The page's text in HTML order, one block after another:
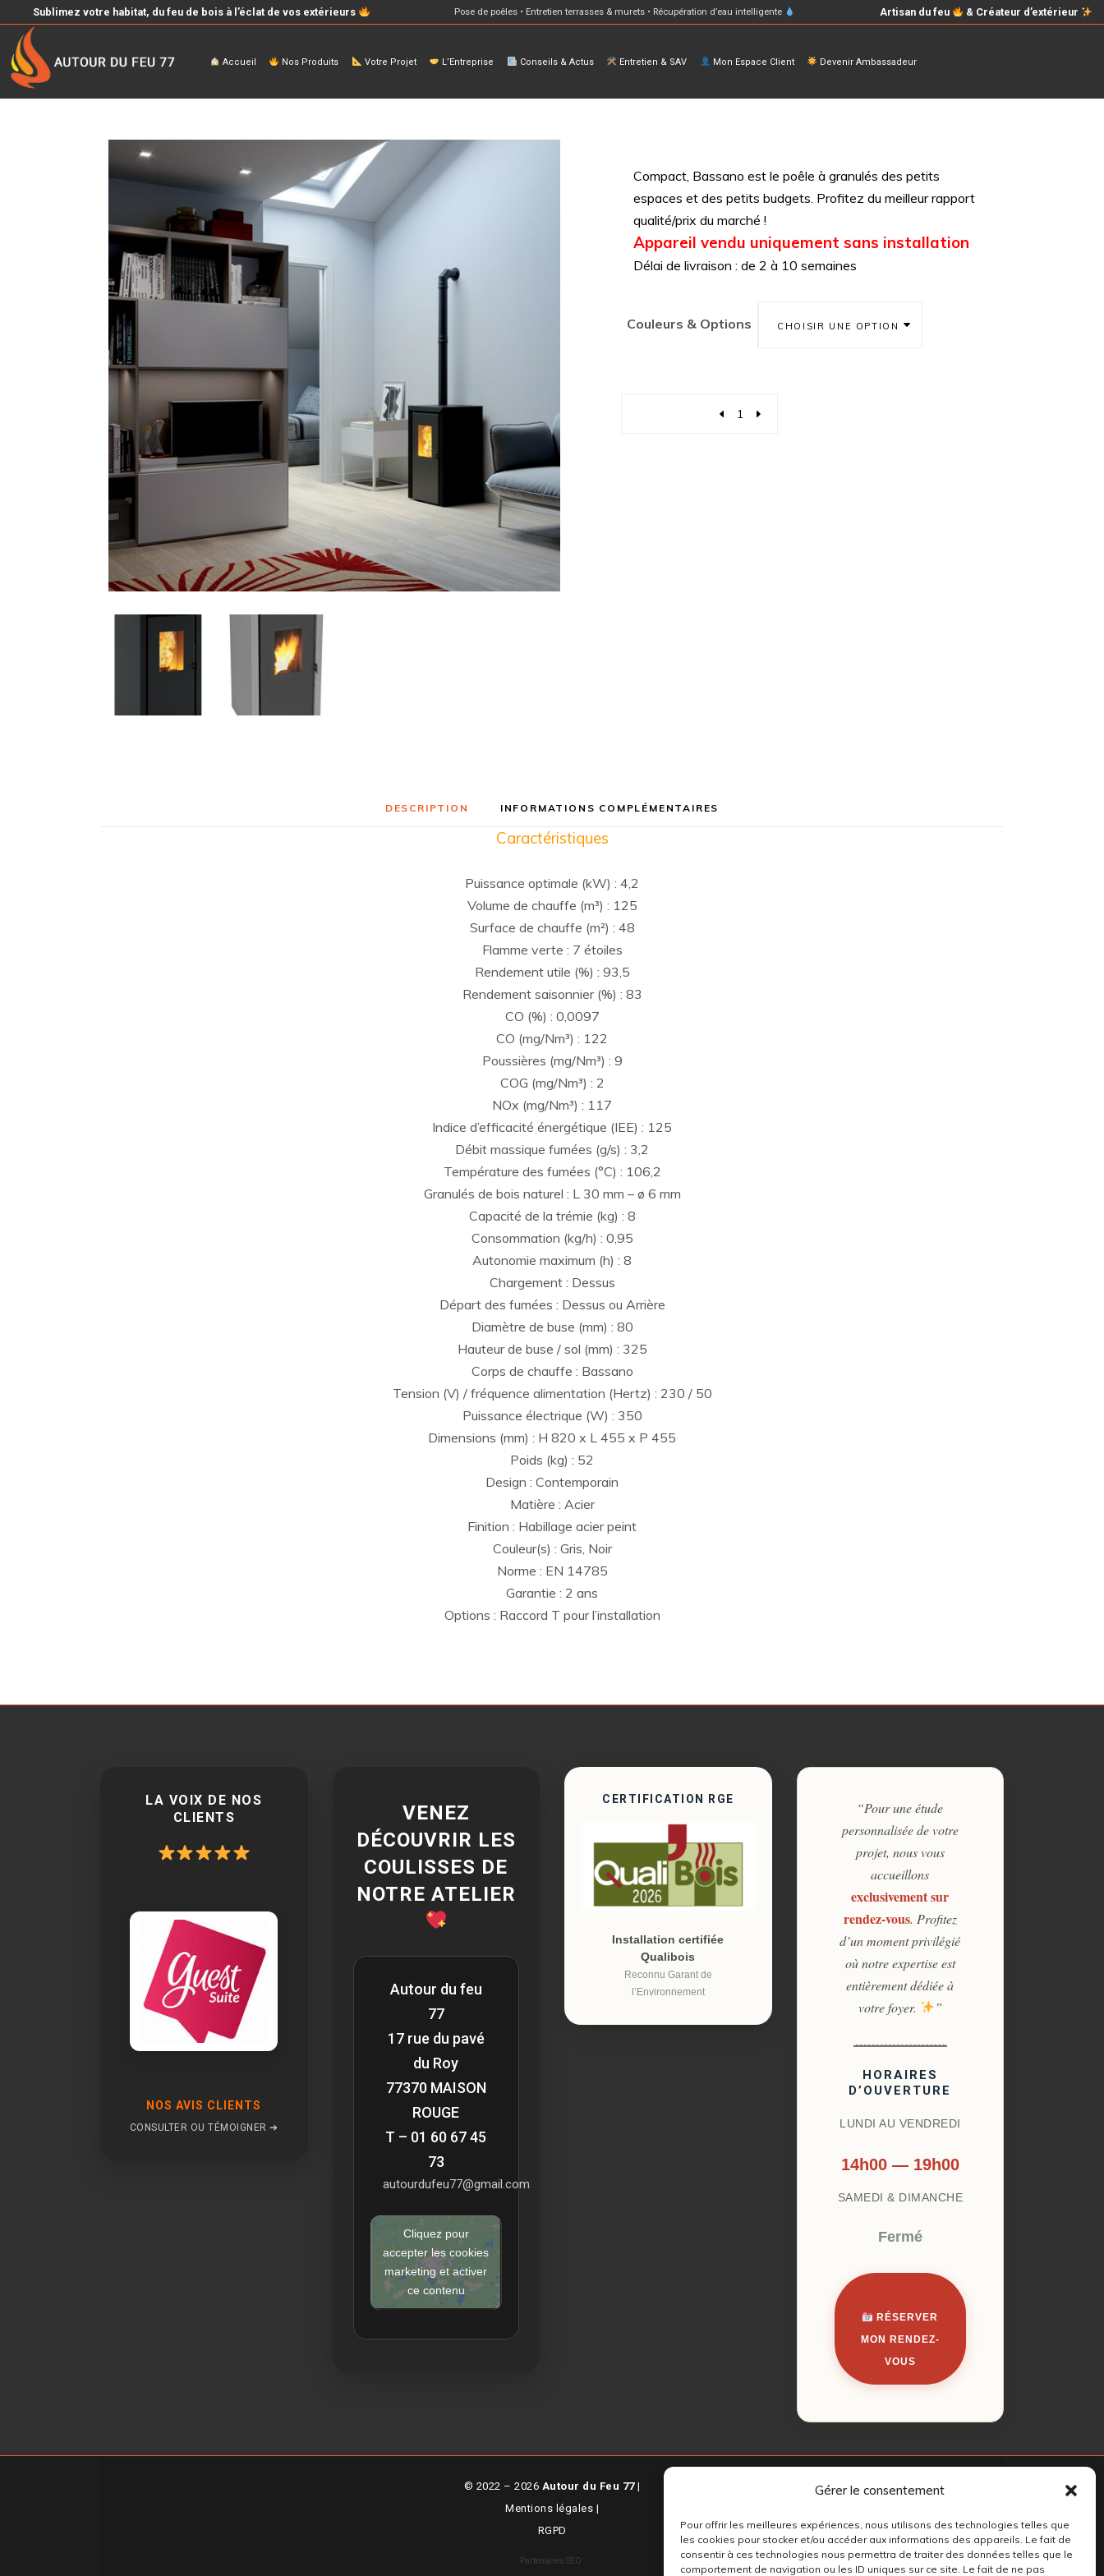
Gérer le consentement
Pour offrir les meilleures expériences, nous utilisons des technologies telles que
les cookies pour stocker et/ou accéder aux informations des appareils. Le fait de
consentir à ces technologies nous permettra de traiter des données telles que le
comportement de navigation ou les ID uniques sur ce site. Le fait de ne pas
Sublimez votre habitat, du feu de bois à l’éclat de vos extérieurs Pose de poêles • Entretien terrasses & murets • Récupération d’eau intelligente Artisan du feu & Créateur d’extérieur
Accueil Nos Produits Votre Projet L’Entreprise Conseils & Actus Entretien & SAV Mon Espace Client Devenir Ambassadeur
Compact, Bassano est le poêle à granulés des petits
espaces et des petits budgets. Profitez du meilleur rapport
qualité/prix du marché !
Appareil vendu uniquement sans installation
Délai de livraison : de 2 à 10 semaines
Couleurs & Options CHOISIR UNE OPTION
DESCRIPTION INFORMATIONS COMPLÉMENTAIRES
Caractéristiques
Puissance optimale (kW) : 4,2
Volume de chauffe (m³) : 125
Surface de chauffe (m²) : 48
Flamme verte : 7 étoiles
Rendement utile (%) : 93,5
Rendement saisonnier (%) : 83
CO (%) : 0,0097
CO (mg/Nm³) : 122
Poussières (mg/Nm³) : 9
COG (mg/Nm³) : 2
NOx (mg/Nm³) : 117
Indice d’efficacité énergétique (IEE) : 125
Débit massique fumées (g/s) : 3,2
Température des fumées (°C) : 106,2
Granulés de bois naturel : L 30 mm – ø 6 mm
Capacité de la trémie (kg) : 8
Consommation (kg/h) : 0,95
Autonomie maximum (h) : 8
Chargement : Dessus
Départ des fumées : Dessus ou Arrière
Diamètre de buse (mm) : 80
Hauteur de buse / sol (mm) : 325
Corps de chauffe : Bassano
Tension (V) / fréquence alimentation (Hertz) : 230 / 50
Puissance électrique (W) : 350
Dimensions (mm) : H 820 x L 455 x P 455
Poids (kg) : 52
Design : Contemporain
Matière : Acier
Finition : Habillage acier peint
Couleur(s) : Gris, Noir
Norme : EN 14785
Garantie : 2 ans
Options : Raccord T pour l’installation
LA VOIX DE NOS
CLIENTS
NOS AVIS CLIENTS
CONSULTER OU TÉMOIGNER ➔
VENEZ
DÉCOUVRIR LES
COULISSES DE
NOTRE ATELIER
Autour du feu
77
17 rue du pavé
du Roy
77370 MAISON
ROUGE
T – 01 60 67 45
73
autourdufeu77@gmail.com
Cliquez pour
accepter les cookies
marketing et activer
ce contenu
CERTIFICATION RGE
Installation certifiée
Qualibois
Reconnu Garant de
l’Environnement
“Pour une étude
personnalisée de votre
projet, nous vous
accueillons
exclusivement sur
rendez-vous. Profitez
d’un moment privilégié
où notre expertise est
entièrement dédiée à
votre foyer.
”
HORAIRES
D’OUVERTURE
LUNDI AU VENDREDI
14h00 — 19h00
SAMEDI & DIMANCHE
Fermé
RÉSERVER
MON RENDEZ-
VOUS
© 2022 – 2026 Autour du Feu 77|
Mentions légales |
RGPD
Partenaires SEO :